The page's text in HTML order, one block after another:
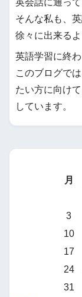
そんな私も、
徐々に出来る
英語学習に終
このブログで
たい方に向け
しています。
月
3
10
17
24
31